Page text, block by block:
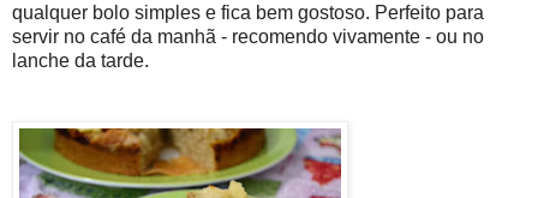
qualquer bolo simples e fica bem gostoso. Perfeito para
servir no café da manhã - recomendo vivamente - ou no
lanche da tarde.